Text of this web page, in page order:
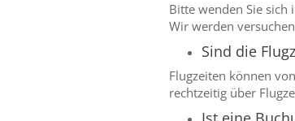
Bitte wenden Sie sich
Wir werden
Sind die
Flugzeiten können
rechtzeitig über